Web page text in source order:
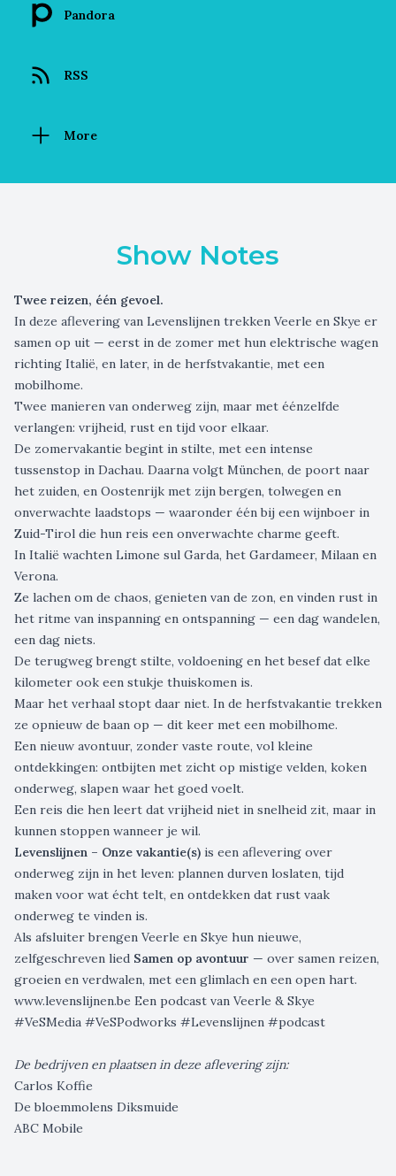
Pandora
RSS
More
Show Notes
Twee reizen, één gevoel.
In deze aflevering van Levenslijnen trekken Veerle en Skye er
samen op uit — eerst in de zomer met hun elektrische wagen
richting Italië, en later, in de herfstvakantie, met een
mobilhome.
Twee manieren van onderweg zijn, maar met éénzelfde
verlangen: vrijheid, rust en tijd voor elkaar.
De zomervakantie begint in stilte, met een intense
tussenstop in Dachau. Daarna volgt München, de poort naar
het zuiden, en Oostenrijk met zijn bergen, tolwegen en
onverwachte laadstops — waaronder één bij een wijnboer in
Zuid-Tirol die hun reis een onverwachte charme geeft.
In Italië wachten Limone sul Garda, het Gardameer, Milaan en
Verona.
Ze lachen om de chaos, genieten van de zon, en vinden rust in
het ritme van inspanning en ontspanning — een dag wandelen,
een dag niets.
De terugweg brengt stilte, voldoening en het besef dat elke
kilometer ook een stukje thuiskomen is.
Maar het verhaal stopt daar niet. In de herfstvakantie trekken
ze opnieuw de baan op — dit keer met een mobilhome.
Een nieuw avontuur, zonder vaste route, vol kleine
ontdekkingen: ontbijten met zicht op mistige velden, koken
onderweg, slapen waar het goed voelt.
Een reis die hen leert dat vrijheid niet in snelheid zit, maar in
kunnen stoppen wanneer je wil.
Levenslijnen – Onze vakantie(s) is een aflevering over
onderweg zijn in het leven: plannen durven loslaten, tijd
maken voor wat écht telt, en ontdekken dat rust vaak
onderweg te vinden is.
Als afsluiter brengen Veerle en Skye hun nieuwe,
zelfgeschreven lied Samen op avontuur — over samen reizen,
groeien en verdwalen, met een glimlach en een open hart.
www.levenslijnen.be Een podcast van Veerle & Skye
#VeSMedia #VeSPodworks #Levenslijnen #podcast
De bedrijven en plaatsen in deze aflevering zijn:
Carlos Koffie
De bloemmolens Diksmuide
ABC Mobile